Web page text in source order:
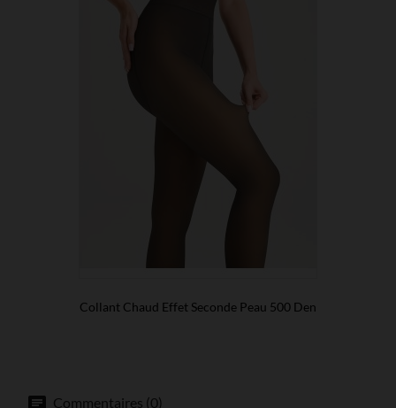
Collant Chaud Effet Seconde Peau 500 Den
Commentaires (0)